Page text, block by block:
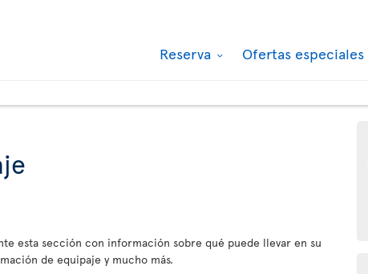
Reserva Ofertas especiales
esta sección con información sobre qué puede llevar en su
de equipaje y mucho más.